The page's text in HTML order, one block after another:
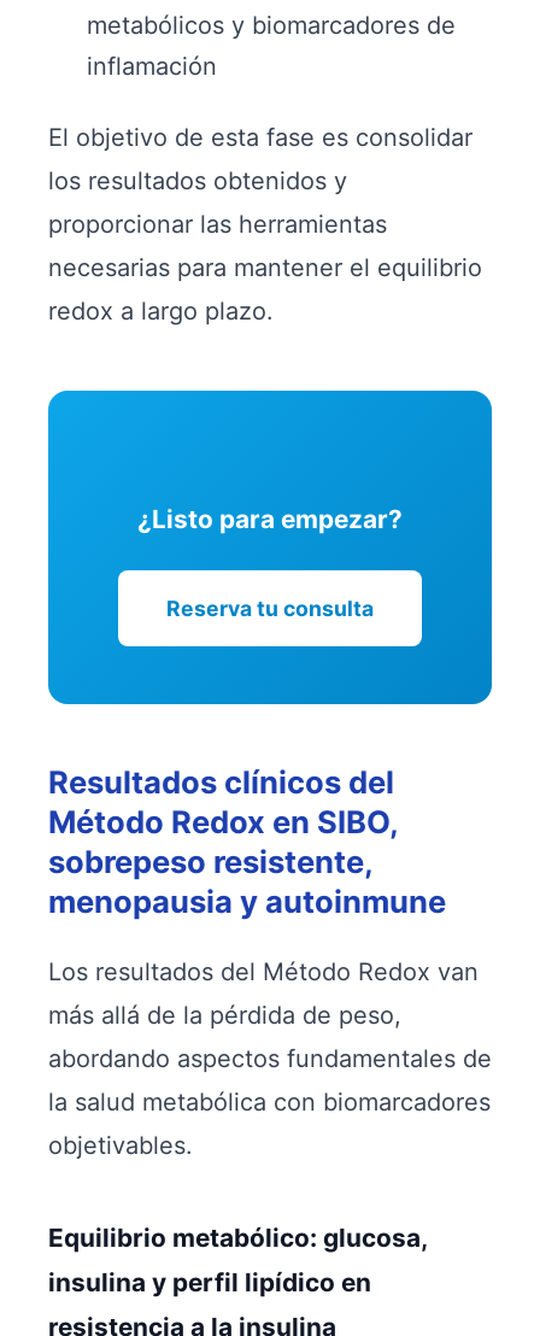
metabólicos y biomarcadores de
inflamación
El objetivo de esta fase es consolidar
los resultados obtenidos y
proporcionar las herramientas
necesarias para mantener el equilibrio
redox a largo plazo.
¿Listo para empezar?
Reserva tu consulta
Resultados clínicos del
Método Redox en SIBO,
sobrepeso resistente,
menopausia y autoinmune
Los resultados del Método Redox van
más allá de la pérdida de peso,
abordando aspectos fundamentales de
la salud metabólica con biomarcadores
objetivables.
Equilibrio metabólico: glucosa,
insulina y perfil lipídico en
resistencia a la insulina